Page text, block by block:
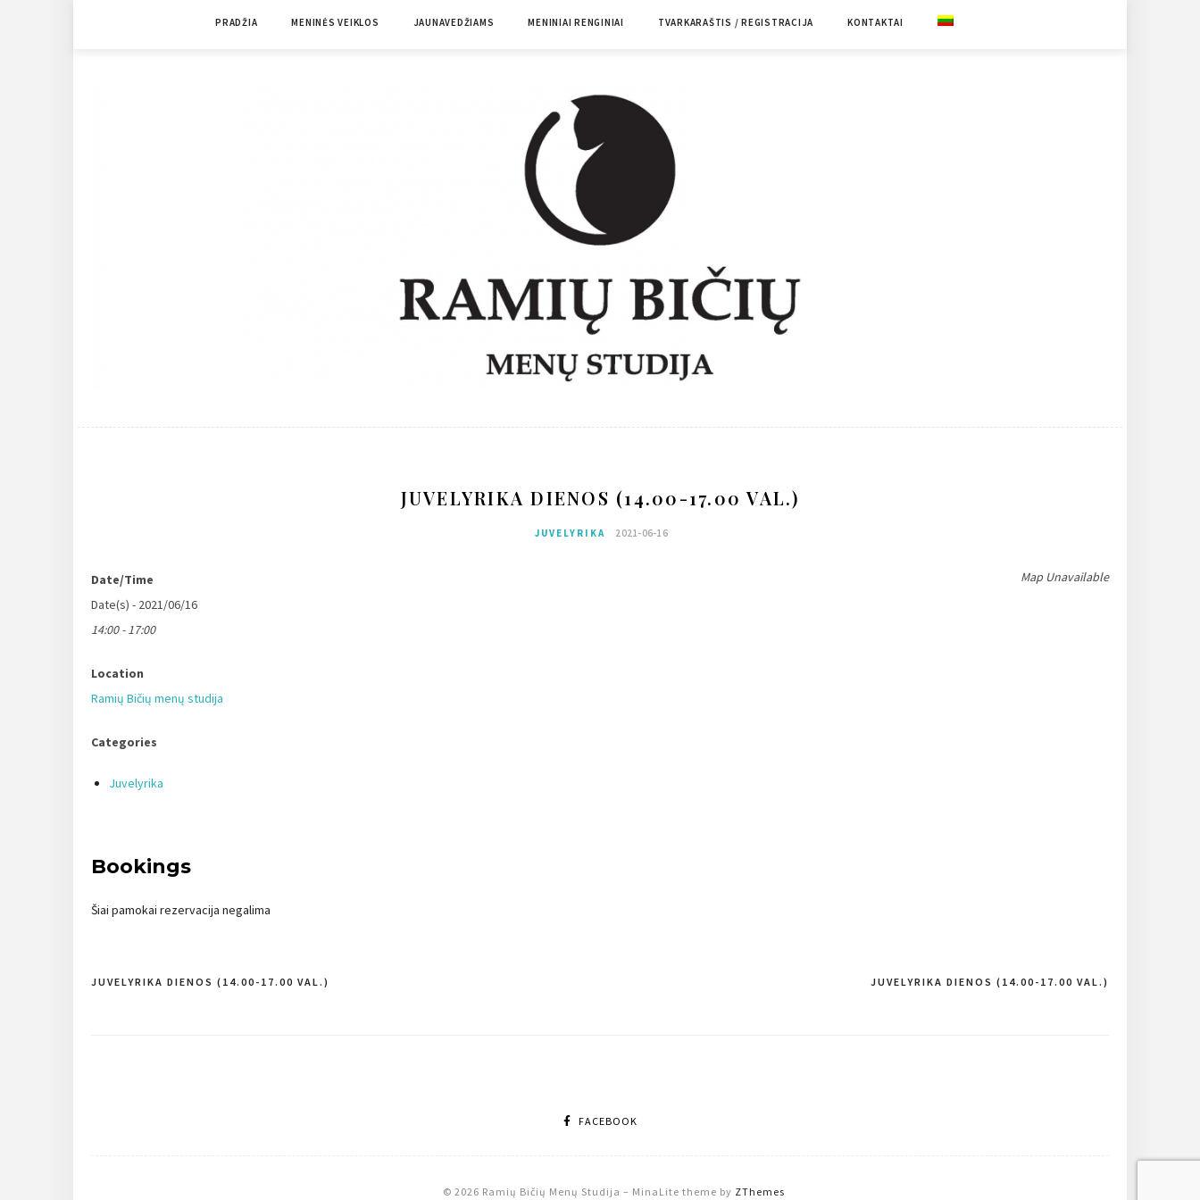
PRADŽIA MENINĖS VEIKLOS JAUNAVEDŽIAMS MENINIAI RENGINIAI TVARKARAŠTIS / REGISTRACIJA KONTAKTAI
JUVELYRIKA DIENOS (14.00-17.00 VAL.)
JUVELYRIKA 2021-06-16
Map Unavailable
Date/Time
Date(s) - 2021/06/16
14:00 - 17:00
Location
Ramių Bičių menų studija
Categories
Juvelyrika
Bookings
Šiai pamokai rezervacija negalima
Navigacija
JUVELYRIKA DIENOS (14.00-17.00 VAL.)
JUVELYRIKA DIENOS (14.00-17.00 VAL.)
FACEBOOK
© 2026 Ramių Bičių Menų Studija – MinaLite theme by ZThemes